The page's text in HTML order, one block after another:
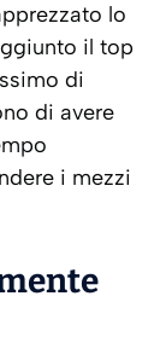
lo
il top
di
di avere
i mezzi